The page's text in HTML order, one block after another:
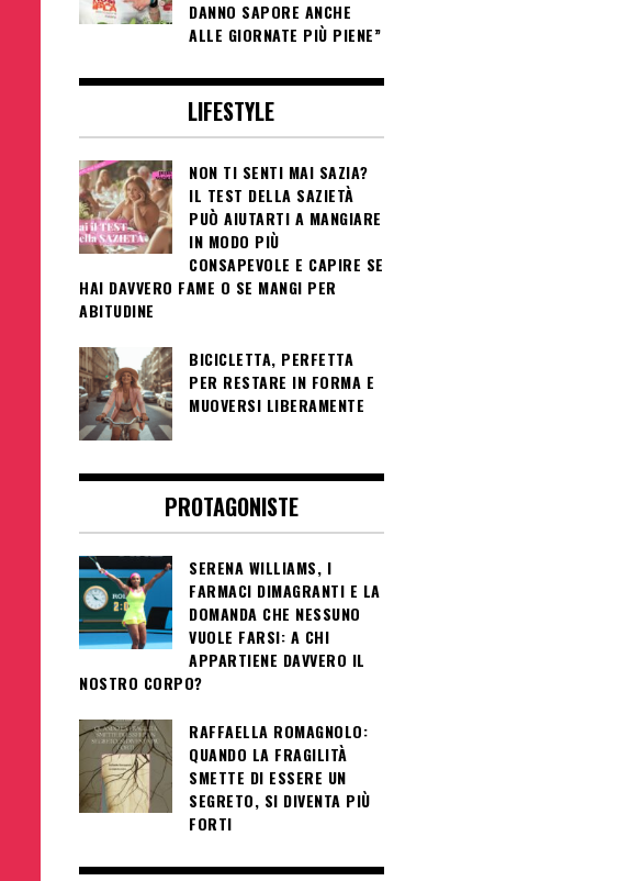
DANNO SAPORE ANCHE
ALLE GIORNATE PIÙ PIENE”
LIFESTYLE
NON TI SENTI MAI SAZIA?
IL TEST DELLA SAZIETÀ
PUÒ AIUTARTI A MANGIARE
IN MODO PIÙ
CONSAPEVOLE E CAPIRE SE
HAI DAVVERO FAME O SE MANGI PER
ABITUDINE
BICICLETTA, PERFETTA
PER RESTARE IN FORMA E
MUOVERSI LIBERAMENTE
PROTAGONISTE
SERENA WILLIAMS, I
FARMACI DIMAGRANTI E LA
DOMANDA CHE NESSUNO
VUOLE FARSI: A CHI
APPARTIENE DAVVERO IL
NOSTRO CORPO?
RAFFAELLA ROMAGNOLO:
QUANDO LA FRAGILITÀ
SMETTE DI ESSERE UN
SEGRETO, SI DIVENTA PIÙ
FORTI